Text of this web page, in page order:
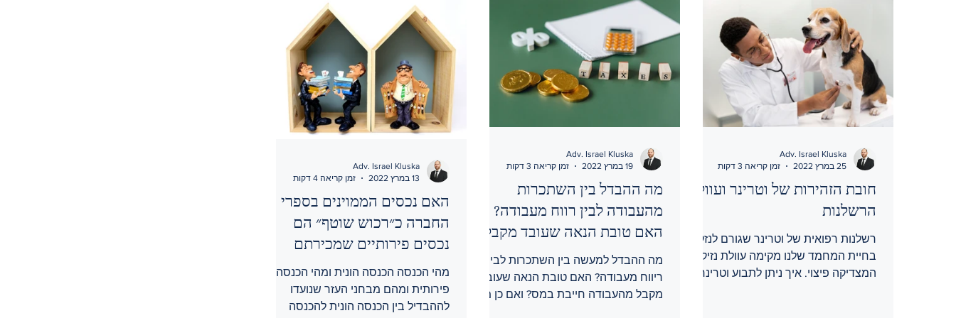
חובת הזהירות של וטרינר ועוולת
הרשלנות
רשלנות רפואית של וטרינר שגורם לנזק
בחיית המחמד שלנו מקימה עוולת נזיקית
המצדיקה פיצוי. איך ניתן לתבוע וטרינר
Adv. Israel Kluska
25 במרץ 2022
זמן קריאה 3 דקות
מה ההבדל בין השתכרות
מהעבודה לבין רווח מעבודה?
האם טובת הנאה שעובד מקבל
מהעבודה היא חייבת במס?
מה ההבדל למעשה בין השתכרות לבין
ריווח מעבודה? האם טובת הנאה שעובד
מקבל מהעבודה חייבת במס? ואם כן מה
Adv. Israel Kluska
19 במרץ 2022
זמן קריאה 3 דקות
האם נכסים הממוינים בספרי
החברה כ״רכוש שוטף״ הם
נכסים פירותיים שמכירתם
מניבה הכנסה פירותית?
מהי הכנסה הכנסה הונית ומהי הכנסה
פירותית ומהם מבחני העזר שנועדו
לההבדיל בין הכנסה הונית להכנסה
Adv. Israel Kluska
13 במרץ 2022
זמן קריאה 4 דקות